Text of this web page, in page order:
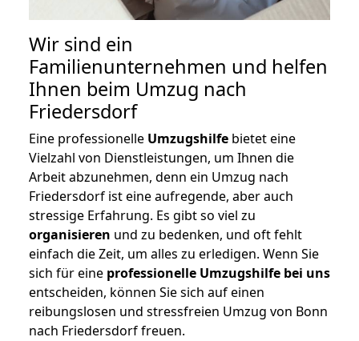
Wir sind ein
Familienunternehmen und helfen
Ihnen beim Umzug nach
Friedersdorf
Eine professionelle Umzugshilfe bietet eine
Vielzahl von Dienstleistungen, um Ihnen die
Arbeit abzunehmen, denn ein Umzug nach
Friedersdorf ist eine aufregende, aber auch
stressige Erfahrung. Es gibt so viel zu
organisieren und zu bedenken, und oft fehlt
einfach die Zeit, um alles zu erledigen. Wenn Sie
sich für eine professionelle Umzugshilfe bei uns
entscheiden, können Sie sich auf einen
reibungslosen und stressfreien Umzug von Bonn
nach Friedersdorf freuen.